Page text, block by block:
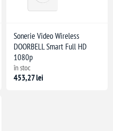
Sonerie Video Wireless
DOORBELL Smart Full HD
1080p
în stoc
453,27 lei